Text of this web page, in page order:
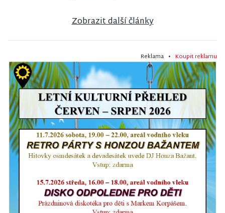
Zobrazit další články
Reklama • Koupit reklamu